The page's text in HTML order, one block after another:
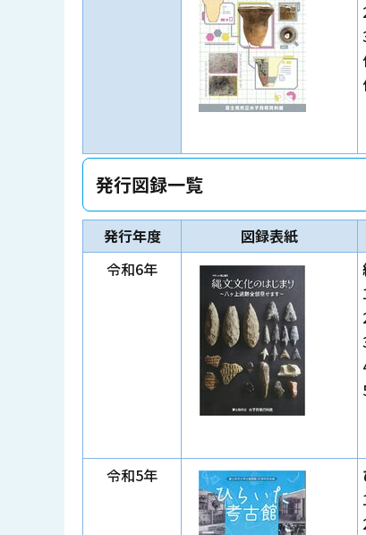
発行図録一覧
発行年度 図録表紙
令和6年
令和5年